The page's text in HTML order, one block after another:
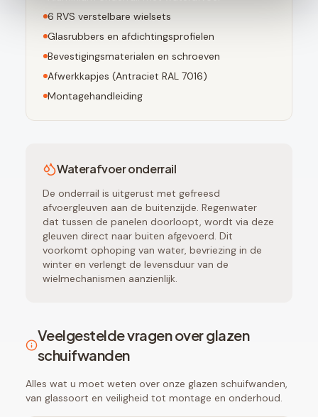
6 RVS verstelbare wielsets
Glasrubbers en afdichtingsprofielen
Bevestigingsmaterialen en schroeven
Afwerkkapjes (Antraciet RAL 7016)
Montagehandleiding
Waterafvoer onderrail
De onderrail is uitgerust met gefreesd
afvoergleuven aan de buitenzijde. Regenwater
dat tussen de panelen doorloopt, wordt via deze
gleuven direct naar buiten afgevoerd. Dit
voorkomt ophoping van water, bevriezing in de
winter en verlengt de levensduur van de
wielmechanismen aanzienlijk.
Veelgestelde vragen over glazen
schuifwanden
Alles wat u moet weten over onze glazen schuifwanden,
van glassoort en veiligheid tot montage en onderhoud.